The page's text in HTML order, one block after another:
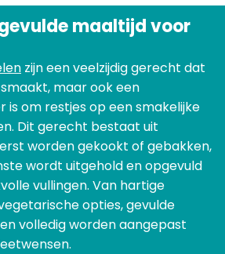
maaltijd voor
zijn een veelzijdig gerecht dat
maar ook een
is om restjes op een smakelijke
Dit gerecht bestaat uit
worden gekookt of gebakken,
wordt uitgehold en opgevuld
vullingen. Van hartige
opties, gevulde
volledig worden aangepast